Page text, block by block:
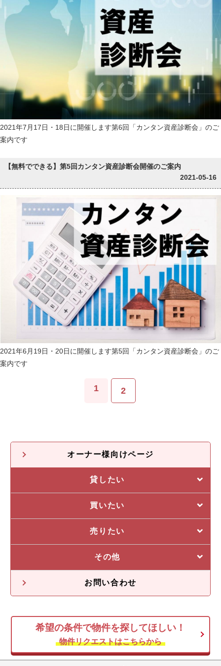
2021年7月17日・18日に開催します第6回「カンタン資産診断会」のご
案内です
【無料でできる】第5回カンタン資産診断会開催のご案内
2021-05-16
2021年6月19日・20日に開催します第5回「カンタン資産診断会」のご
案内です
1 2
オーナー様向けページ
貸したい
選ばれる5つの理由
管理システム
買いたい
私たちの5つの強み
収益物件一覧
不動産投資の流れ
売りたい
売却に強い5つの理由
不動産無料査定
その他
オーナー様の声
空き家
お問い合わせ
希望の条件で物件を探してほしい！
物件リクエストはこちらから